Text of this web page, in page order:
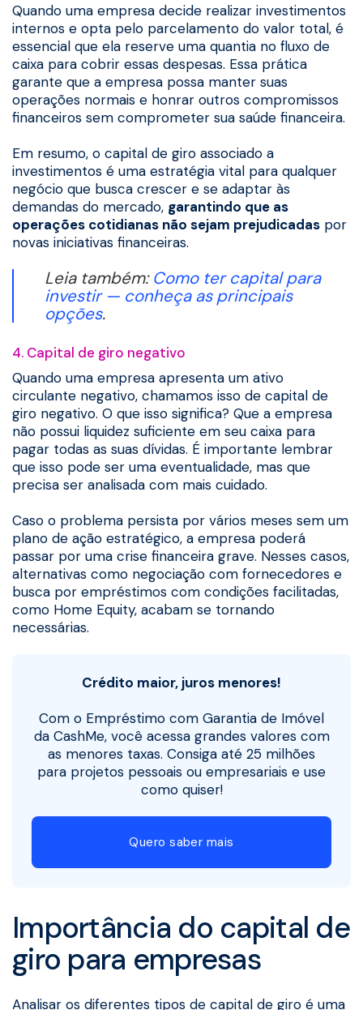
Quando uma empresa decide realizar investimentos
internos e opta pelo parcelamento do valor total, é
essencial que ela reserve uma quantia no fluxo de
caixa para cobrir essas despesas. Essa prática
garante que a empresa possa manter suas
operações normais e honrar outros compromissos
financeiros sem comprometer sua saúde financeira.
Em resumo, o capital de giro associado a
investimentos é uma estratégia vital para qualquer
negócio que busca crescer e se adaptar às
demandas do mercado, garantindo que as
operações cotidianas não sejam prejudicadas por
novas iniciativas financeiras.
Leia também:Como ter capital para
investir — conheça as principais
opções.
4. Capital de giro negativo
Quando uma empresa apresenta um ativo
circulante negativo, chamamos isso de capital de
giro negativo. O que isso significa? Que a empresa
não possui liquidez suficiente em seu caixa para
pagar todas as suas dívidas. É importante lembrar
que isso pode ser uma eventualidade, mas que
precisa ser analisada com mais cuidado.
Caso o problema persista por vários meses sem um
plano de ação estratégico, a empresa poderá
passar por uma crise financeira grave. Nesses casos,
alternativas como negociação com fornecedores e
busca por empréstimos com condições facilitadas,
como Home Equity, acabam se tornando
necessárias.
Crédito maior, juros menores!
Com o Empréstimo com Garantia de Imóvel
da CashMe, você acessa grandes valores com
as menores taxas. Consiga até 25 milhões
para projetos pessoais ou empresariais e use
como quiser!
Quero saber mais
Importância do capital de
giro para empresas
Analisar os diferentes tipos de capital de giro é uma